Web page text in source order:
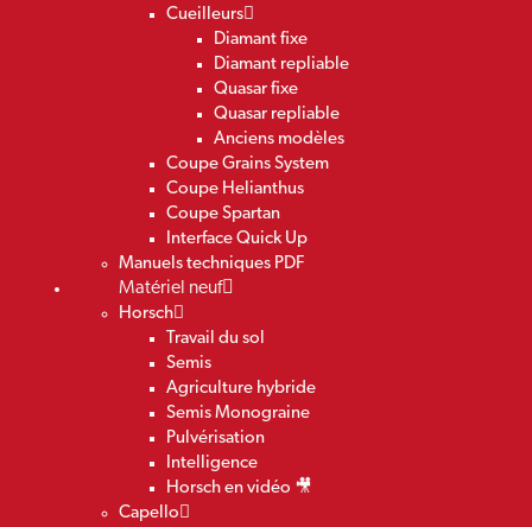
Cueilleurs
Diamant fixe
Diamant repliable
Quasar fixe
Quasar repliable
Anciens modèles
Coupe Grains System
Coupe Helianthus
Coupe Spartan
Interface Quick Up
Manuels techniques PDF
Matériel neuf
Horsch
Travail du sol
Semis
Agriculture hybride
Semis Monograine
Pulvérisation
Intelligence
Horsch en vidéo 🎥
Capello